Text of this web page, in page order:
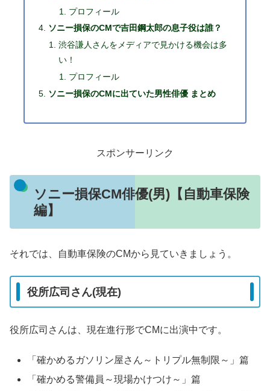
プロフィール
ソニー損保のCMで吉田鋼太郎の息子役は誰？
渋谷謙人さんをメディアで見かける機会は多
い！
プロフィール
ソニー損保のCMに出ていた男性俳優 まとめ
スポンサーリンク
ソニー損保CM俳優(男)【自動車保険
編】
それでは、自動車保険のCMから見ていきましょう。
役所広司さん(現在)
役所広司さんは、現在進行形でCMに出演中です。
「確かめるガソリン屋さん～トリプル無制限～」篇
「確かめる警備員～現場かけつけ～」篇